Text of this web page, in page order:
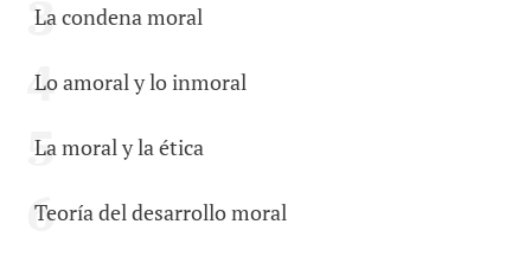
La condena moral
Lo amoral y lo inmoral
La moral y la ética
Teoría del desarrollo moral